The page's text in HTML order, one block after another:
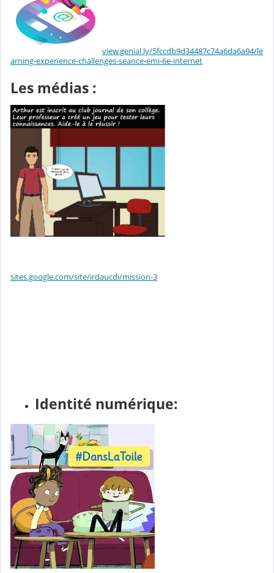
view.genial.ly/5fccdb9d34487c74a6da6a94/le
arning-experience-challenges-seance-emi-6e-internet
Les médias :
sites.google.com/site/irdaucdi/mission-3
Identité numérique: